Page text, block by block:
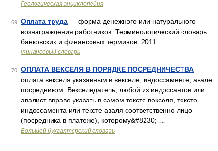
Геологическая энциклопедия
69 Оплата труда — форма денежного или натурального
вознаграждения работников. Терминологический словарь
банковских и финансовых терминов. 2011 …
Финансовый словарь
70 ОПЛАТА ВЕКСЕЛЯ В ПОРЯДКЕ ПОСРЕДНИЧЕСТВА —
оплата векселя указанным в векселе, индоссаменте, авале
посредником. Векселедатель, любой из индоссантов или
авалист вправе указать в самом тексте векселя, тексте
индоссамента или тексте аваля соответственно лицо
(посредника в платеже), которому&#8230; …
Большой бухгалтерский словарь